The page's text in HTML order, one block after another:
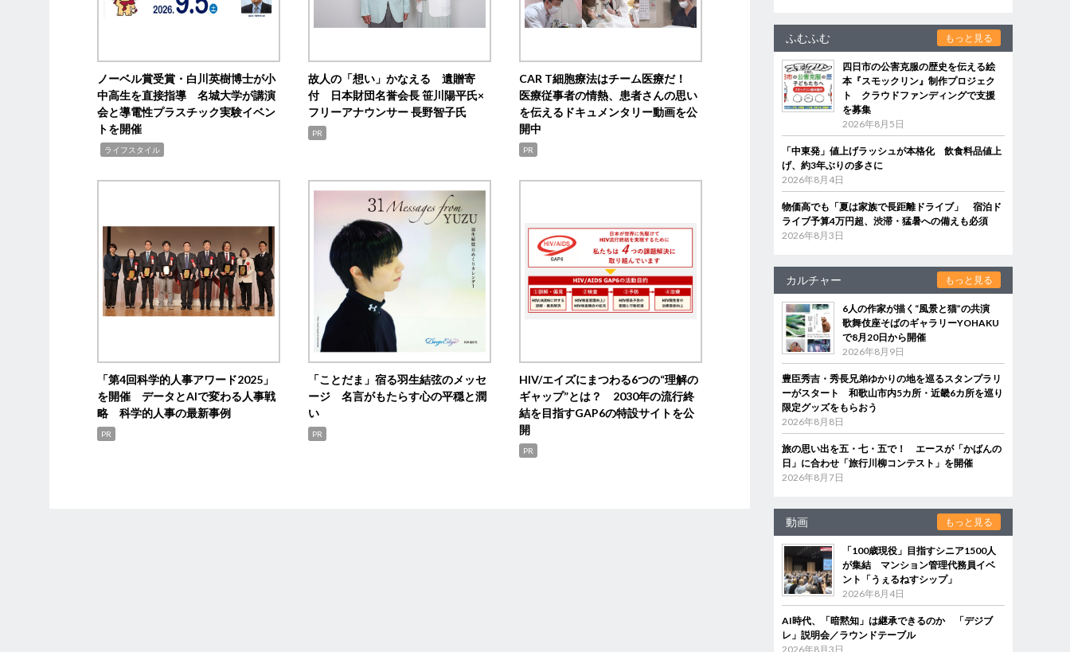
ノーベル賞受賞・白川英樹博士が小
中高生を直接指導 名城大学が講演
会と導電性プラスチック実験イベン
トを開催
ライフスタイル
故人の「想い」かなえる 遺贈寄
付 日本財団名誉会長 笹川陽平氏×
フリーアナウンサー 長野智子氏
PR
CAR T細胞療法はチーム医療だ！
医療従事者の情熱、患者さんの思い
を伝えるドキュメンタリー動画を公
開中
PR
「第4回科学的人事アワード2025」
を開催 データとAIで変わる人事戦
略 科学的人事の最新事例
PR
「ことだま」宿る羽生結弦のメッセ
ージ 名言がもたらす心の平穏と潤
い
PR
HIV/エイズにまつわる6つの“理解の
ギャップ”とは？ 2030年の流行終
結を目指すGAP6の特設サイトを公
開
PR
ふむふむ もっと見る
四日市の公害克服の歴史を伝える絵
本『スモックリン』制作プロジェク
ト クラウドファンディングで支援
を募集
2026年8月5日
「中東発」値上げラッシュが本格化 飲食料品値上
げ、約3年ぶりの多さに
2026年8月4日
物価高でも「夏は家族で長距離ドライブ」 宿泊ド
ライブ予算4万円超、渋滞・猛暑への備えも必須
2026年8月3日
カルチャー もっと見る
6人の作家が描く“風景と猫”の共演
歌舞伎座そばのギャラリーYOHAKU
で8月20日から開催
2026年8月9日
豊臣秀吉・秀長兄弟ゆかりの地を巡るスタンプラリ
ーがスタート 和歌山市内5カ所・近畿6カ所を巡り
限定グッズをもらおう
2026年8月8日
旅の思い出を五・七・五で！ エースが「かばんの
日」に合わせ「旅行川柳コンテスト」を開催
2026年8月7日
動画 もっと見る
「100歳現役」目指すシニア1500人
が集結 マンション管理代務員イベ
ント「うぇるねすシップ」
2026年8月4日
AI時代、「暗黙知」は継承できるのか 「デジブ
レ」説明会／ラウンドテーブル
2026年8月3日